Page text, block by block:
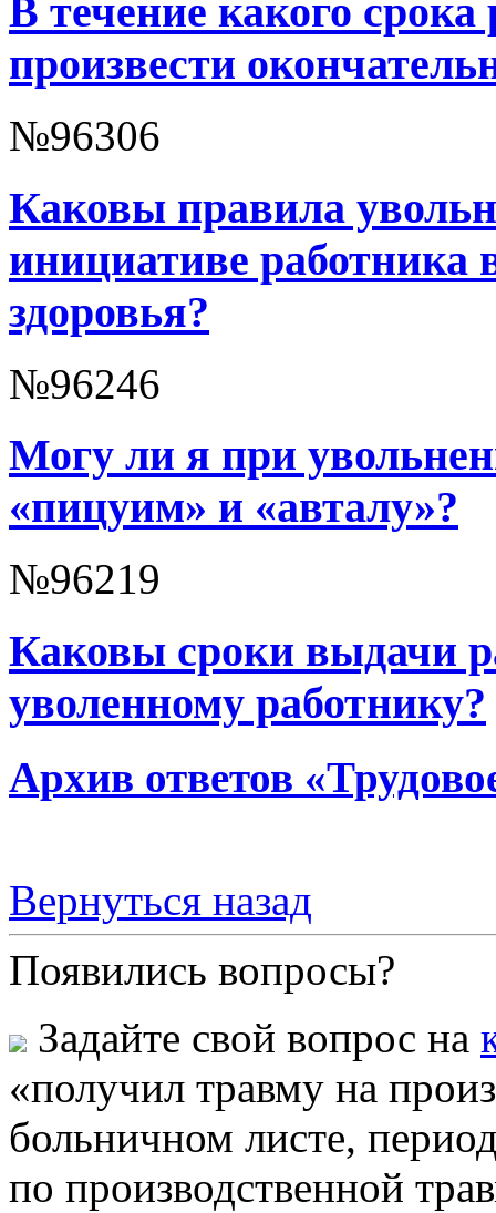
В течение какого срока
произвести
№96306
Каковы правила
инициативе работника
здоровья?
№96246
Могу ли я при
«пицуим» и «авталу»?
№96219
Каковы сроки выдачи
уволенному работнику?
Архив ответов
Вернуться назад
Появились вопросы?
Задайте свой вопрос на
«получил травму на
больничном листе,
по производственной